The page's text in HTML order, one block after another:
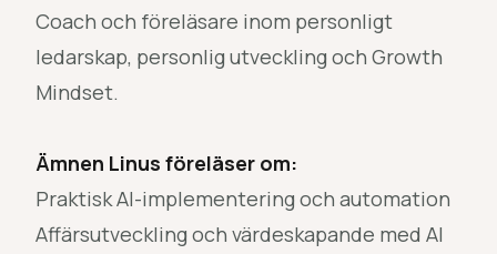
Coach och föreläsare inom personligt
ledarskap, personlig utveckling och Growth
Mindset.
Ämnen Linus föreläser om:
Praktisk AI-implementering och automation
Affärsutveckling och värdeskapande med AI